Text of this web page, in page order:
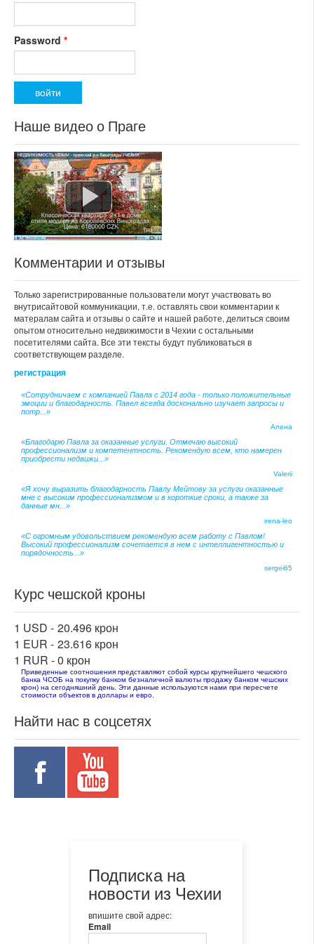
Password *
Наше видео о Праге
Комментарии и отзывы
Только зарегистрированные пользователи могут участвовать во
внутрисайтовой коммуникации, т.е. оставлять свои комментарии к
матералам сайта и отзывы о сайте и нашей работе, делиться своим
опытом относительно недвижимости в Чехии с остальными
посетителями сайта. Все эти тексты будут публиковаться в
соответствующем разделе.
регистрация
«Сотрудничаем с компанией Павла с 2014 года - только положительные
эмоции и благодарность. Павел всегда досконально изучает запросы и
потр...»
Алена
«Благодарю Павла за оказанные услуги. Отмечаю высокий
профессионализм и компетентность. Рекомендую всем, кто намерен
приобрести недвижи...»
Valerii
«Я хочу выразить благодарность Павлу Мейтову за услуги оказанные
мне с высоким профессионализмом и в короткие сроки, а также за
данные мн...»
irena-leo
«С огромным удовольствием рекомендую всем работу с Павлом!
Высокий профессионализм сочетается в нем с интеллигентностью и
порядочность...»
sergei65
Курс чешской кроны
1 USD - 20.496 крон
1 EUR - 23.616 крон
1 RUR -0 крон
Приведенные соотношения представляют собой курсы крупнейшего чешского
банка ЧСОБ на покупку банком безналичной валюты продажу банком чешских
крон) на сегодняшний день. Эти данные используются нами при пересчете
стоимости объектов в доллары и евро.
Найти нас в соцсетях
Подписка на
новости из Чехии
впишите свой адрес:
Email